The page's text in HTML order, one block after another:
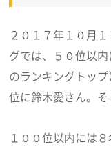
２０１７年１０月
グでは、５０位以
のランキングトッ
位に鈴木愛さん。そ
１００位以内には